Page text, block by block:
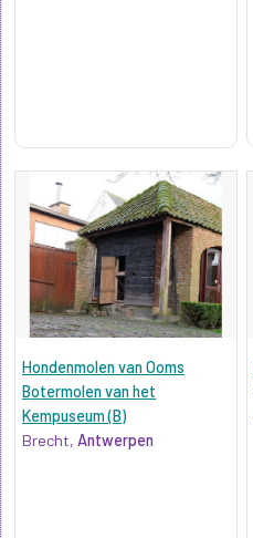
Hondenmolen van Ooms
Botermolen van het
Kempuseum (B)
Brecht, Antwerpen